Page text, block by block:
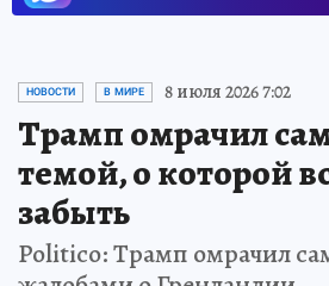
НОВОСТИ В МИРЕ 8 июля 2026 7:02
Трамп омрачил
темой, о которой
забыть
Politico: Трамп омрачил